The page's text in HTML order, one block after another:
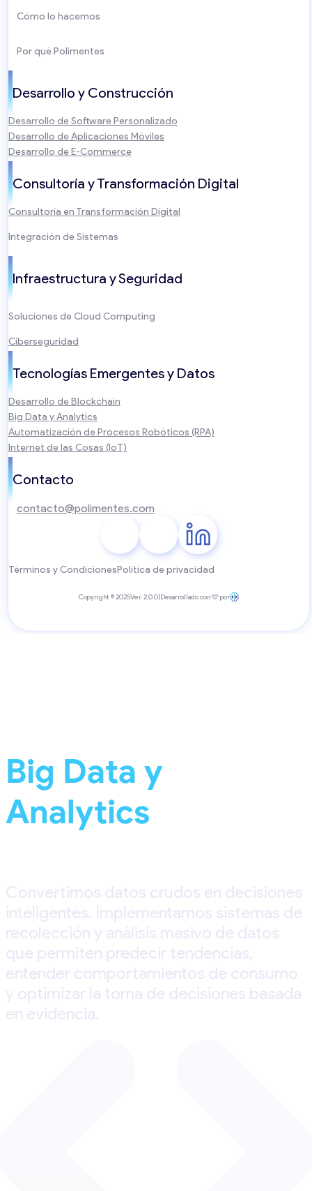
Cómo lo hacemos
Por qué Polimentes
Desarrollo y Construcción
Desarrollo de Software Personalizado
Desarrollo de Aplicaciones Móviles
Desarrollo de E-Commerce
Consultoría y Transformación Digital
Consultoría en Transformación Digital
Integración de Sistemas
Infraestructura y Seguridad
Soluciones de Cloud Computing
Ciberseguridad
Tecnologías Emergentes y Datos
Desarrollo de Blockchain
Big Data y Analytics
Automatización de Procesos Robóticos (RPA)
Internet de las Cosas (IoT)
Contacto
contacto@polimentes.com
Términos y CondicionesPolítica de privacidad
Copyright © 2025Ver. 2.0.0|Desarrollado con 🩵 por
Big Data y
Analytics
Convertimos datos crudos en decisiones
inteligentes. Implementamos sistemas de
recolección y análisis masivo de datos
que permiten predecir tendencias,
entender comportamientos de consumo
y optimizar la toma de decisiones basada
en evidencia.